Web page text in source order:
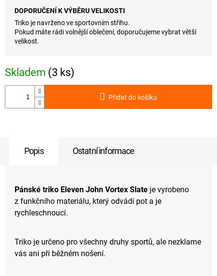
Skladem (3 ks)
DOPORUČENÍ K VÝBĚRU VELIKOSTI
Triko je navrženo ve sportovním střihu.
Pokud máte rádi volnější oblečení, doporučujeme vybrat větší
velikost.
Přidat do košíku
Popis Ostatní informace
Pánské triko Eleven John Vortex Slate je vyrobeno
z funkčního materiálu, který odvádí pot a je
rychleschnoucí.
Triko je určeno pro všechny druhy sportů, ale nezklame
vás ani při běžném nošení.